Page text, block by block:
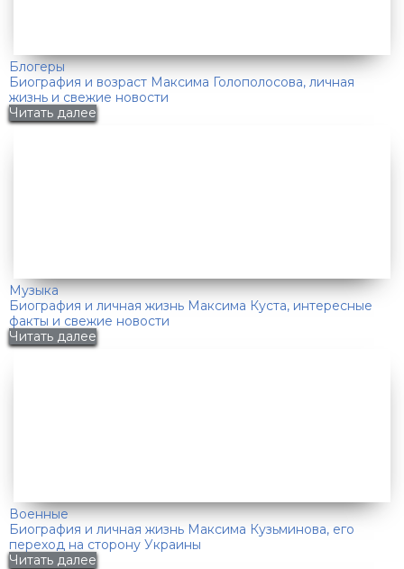
Блогеры
Биография и возраст Максима Голополосова, личная
жизнь и свежие новости
Читать далее
Музыка
Биография и личная жизнь Максима Куста, интересные
факты и свежие новости
Читать далее
Военные
Биография и личная жизнь Максима Кузьминова, его
переход на сторону Украины
Читать далее